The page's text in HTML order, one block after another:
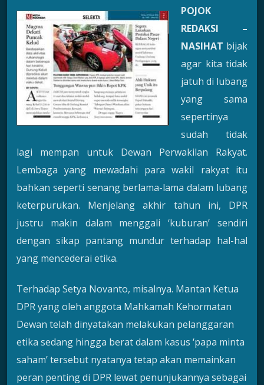
POJOK
REDAKSI –
NASIHAT bijak
agar kita tidak
jatuh di lubang
yang sama
sepertinya
sudah tidak
lagi mempan untuk Dewan Perwakilan Rakyat.
Lembaga yang mewadahi para wakil rakyat itu
bahkan seperti senang berlama-lama dalam lubang
keterpurukan. Menjelang akhir tahun ini, DPR
justru makin dalam menggali ‘kuburan’ sendiri
dengan sikap pantang mundur terhadap hal-hal
yang mencederai etika.
Terhadap Setya Novanto, misalnya. Mantan Ketua
DPR yang oleh anggota Mahkamah Kehormatan
Dewan telah dinyatakan melakukan pelanggaran
etika sedang hingga berat dalam kasus ‘papa minta
saham’ tersebut nyatanya tetap akan memainkan
peran penting di DPR lewat penunjukannya sebagai